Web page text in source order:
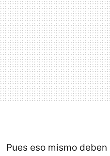
Pues eso mismo